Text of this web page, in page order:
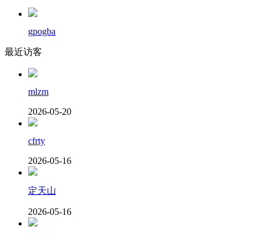
gpogba
最近访客
mlzm
2026-05-20
cfrty
2026-05-16
定天山
2026-05-16